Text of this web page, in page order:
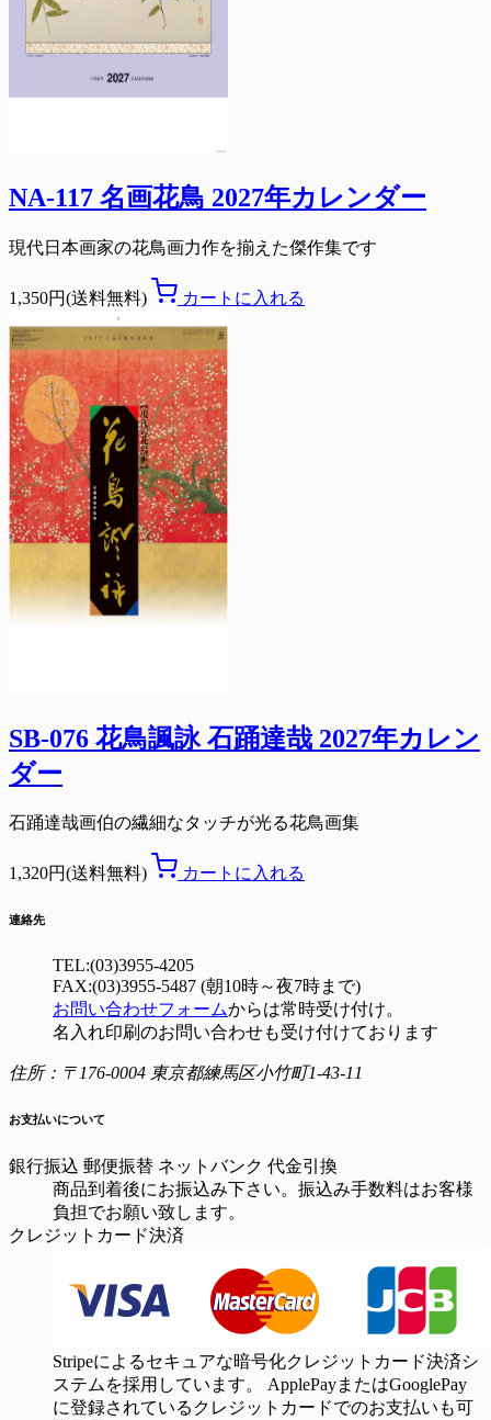
NA-117 名画花鳥 2027年カレンダー
現代日本画家の花鳥画力作を揃えた傑作集です
1,350円(送料無料) カートに入れる
SB-076 花鳥諷詠 石踊達哉 2027年カレン
ダー
石踊達哉画伯の繊細なタッチが光る花鳥画集
1,320円(送料無料) カートに入れる
連絡先
TEL:(03)3955-4205
FAX:(03)3955-5487 (朝10時～夜7時まで)
お問い合わせフォームからは常時受け付け。
名入れ印刷のお問い合わせも受け付けております
住所：〒176-0004 東京都練馬区小竹町1-43-11
お支払いについて
銀行振込 郵便振替 ネットバンク 代金引換
商品到着後にお振込み下さい。振込み手数料はお客様
負担でお願い致します。
クレジットカード決済
Stripeによるセキュアな暗号化クレジットカード決済シ
ステムを採用しています。 ApplePayまたはGooglePay
に登録されているクレジットカードでのお支払いも可